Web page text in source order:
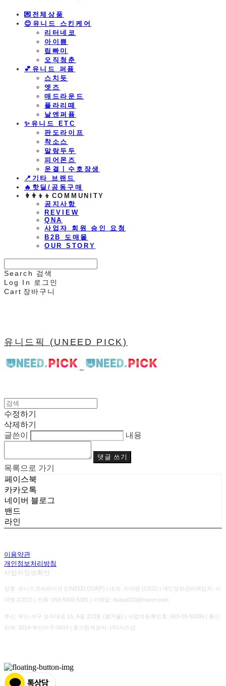
💌전체상품
😊유니드 스킨케어
리터네코
아이쁨
립빠미
오직청춘
💕유니드 퍼퓸
스치듯
엣즈
매드라운드
플라리떼
날엔퍼퓸
​✨유니드 ETC
판도라이프
착소스
말랑두두
피어몬즈
운결ㅣ수호장생
📍기타 브랜드
🔥핫딜/공동구매
👩‍👩‍👦‍👦COMMUNITY
공지사항
REVIEW
QNA
사업자 회원 승인 요청
B2B 도매몰
OUR STORY
Search
검색
Log In
로그인
Cart 장바구니
유니드픽 (UNEED PICK)
수정하기
삭제하기
글쓴이
내용
댓글 쓰기
목록으로 가기
페이스북
카카오톡
네이버 블로그
밴드
라인
이용약관
개인정보처리방침
사업자정보확인
상호: 유니드코퍼레이션 (UNEED.CORP) | 대표: 이여명 (CEO) | 개인정보관리책임자: 이
여명 (CEO) | 전화: 050-5300-5381 | 이메일: duaud203@naver.com
주소: 부산 서구 보수대로 15, A동 213호 (봄겨울) | 사업자등록번호: 603-09-50296 | 통신
판매: 2014-부산서구-0014 | 호스팅제공자: (주)식스샵